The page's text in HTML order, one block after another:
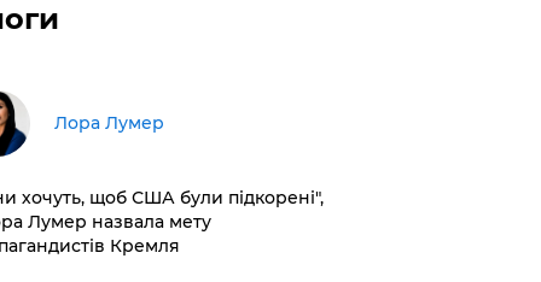
​Лора Лумер
хочуть, щоб США були підкорені",
Лумер назвала мету
Кремля